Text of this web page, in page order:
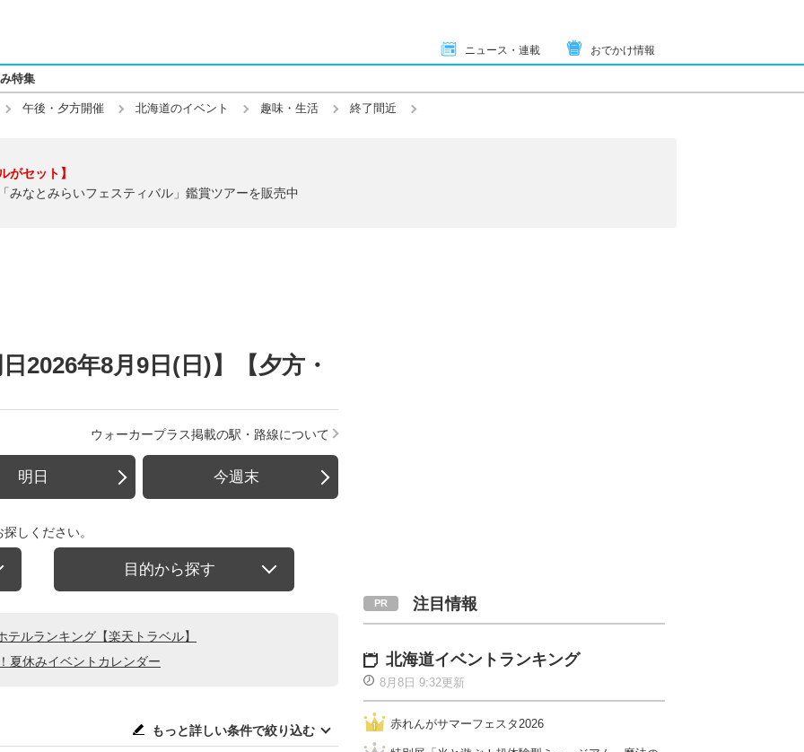
ニュース・連載 おでかけ情報
特集
午後・夕方開催 北海道のイベント 趣味・生活 終了間近
がセット】
みなとみらいフェスティバル」鑑賞ツアーを販売中
2026年8月9日(日)】【夕方・
ウォーカープラス掲載の駅・路線について
明日 今週末
しください。
目的から探す
ルランキング【楽天トラベル】
夏休みイベントカレンダー
もっと詳しい条件で絞り込む
注目情報
北海道イベントランキング
8月8日 9:32更新
赤れんがサマーフェスタ2026